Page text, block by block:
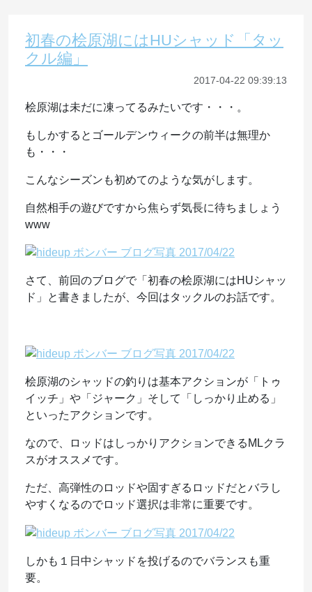
初春の桧原湖にはHUシャッド「タッ
クル編」
2017-04-22 09:39:13
桧原湖は未だに凍ってるみたいです・・・。
もしかするとゴールデンウィークの前半は無理か
も・・・
こんなシーズンも初めてのような気がします。
自然相手の遊びですから焦らず気長に待ちましょう
www
さて、前回のブログで「初春の桧原湖にはHUシャッ
ド」と書きましたが、今回はタックルのお話です。
桧原湖のシャッドの釣りは基本アクションが「トゥ
イッチ」や「ジャーク」そして「しっかり止める」
といったアクションです。
なので、ロッドはしっかりアクションできるMLクラ
スがオススメです。
ただ、高弾性のロッドや固すぎるロッドだとバラし
やすくなるのでロッド選択は非常に重要です。
しかも１日中シャッドを投げるのでバランスも重
要。